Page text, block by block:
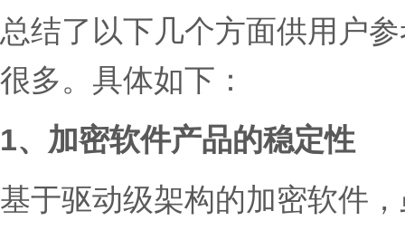
总结了以下几个方面供用户
很多。具体如下：
1、加密软件产品的稳定性
基于驱动级架构的加密软件